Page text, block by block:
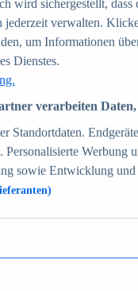
39.000 Online-Shops
70+
wird sichergestellt,
jederzeit verwalten.
um Informationen
Dienstes.
verarbeiten
Standortdaten.
Personalisierte Werbung
sowie Entwicklung